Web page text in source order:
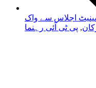
اجلاس سے واک
, پی ٹی آئی رہنما